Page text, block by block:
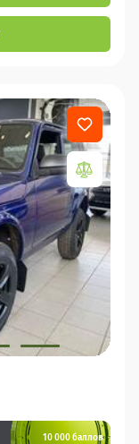
10 000 баллов